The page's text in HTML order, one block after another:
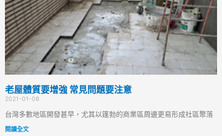
老屋體質要增強 常見問題要注意
2021-01-08
台灣多數地區開發甚早，尤其以篷勃的商業區周邊更易形成社區聚落
閱讀全文